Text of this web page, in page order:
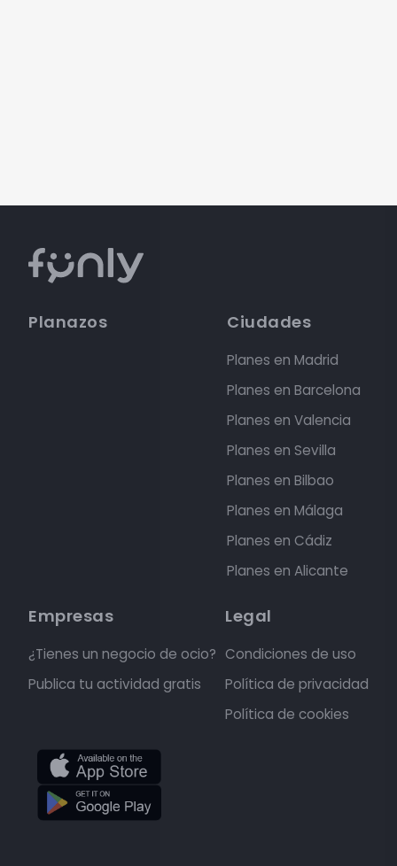
Planazos Ciudades
Planes en Madrid
Planes en Barcelona
Planes en Valencia
Planes en Sevilla
Planes en Bilbao
Planes en Málaga
Planes en Cádiz
Planes en Alicante
Empresas
¿Tienes un negocio de ocio?
Publica tu actividad gratis
Legal
Condiciones de uso
Política de privacidad
Política de cookies